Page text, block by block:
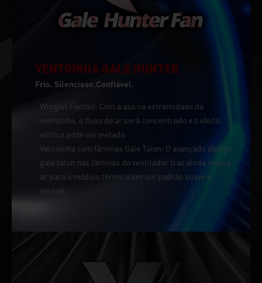
VENTOINHA GALE HUNTER
Frio. Silencioso.Confiável.
Winglet Fantail: Com a asa na extremidade da
ventoinha, o fluxo de ar será concentrado e o efeito
vórtice pode ser evitado.
Ventoinha com lâminas Gale Talon: O avançado design
gale talon nas lâminas do ventilador traz ainda mais o
ar para o módulo térmico em um padrão suave e
estável.